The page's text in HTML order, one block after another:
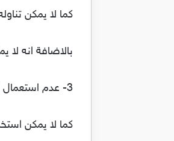
كما لا يمكن
بالاضافة انه
3- عدم استعمال الدواء للاشخاص الذين يعانون من امراض الشرايين التاجية ،
كما لا يمكن